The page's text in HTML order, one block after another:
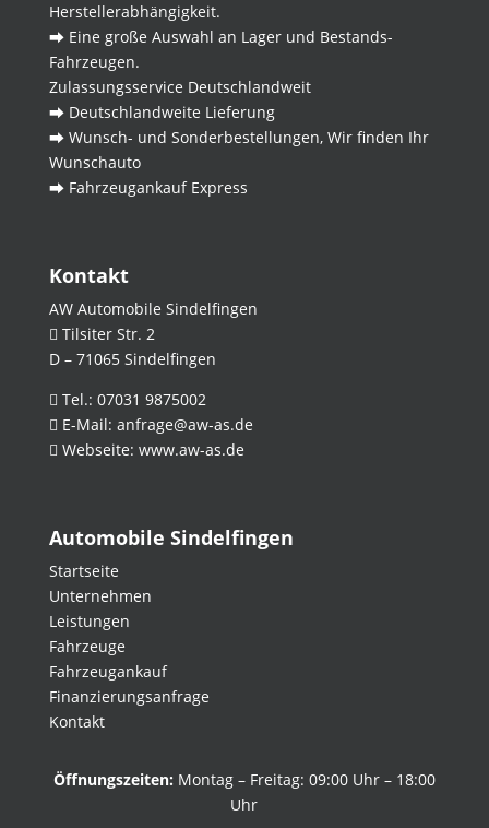
Herstellerabhängigkeit.
⮕ Eine große Auswahl an Lager und Bestands-
Fahrzeugen.
Zulassungsservice Deutschlandweit
⮕ Deutschlandweite Lieferung
⮕ Wunsch- und Sonderbestellungen, Wir finden Ihr
Wunschauto
⮕ Fahrzeugankauf Express
Kontakt
AW Automobile Sindelfingen
Tilsiter Str. 2
D – 71065 Sindelfingen
Tel.: 07031 9875002
E-Mail: anfrage@aw-as.de
Webseite: www.aw-as.de
Automobile Sindelfingen
Startseite
Unternehmen
Leistungen
Fahrzeuge
Fahrzeugankauf
Finanzierungsanfrage
Kontakt
Öffnungszeiten: Montag – Freitag: 09:00 Uhr – 18:00
Uhr